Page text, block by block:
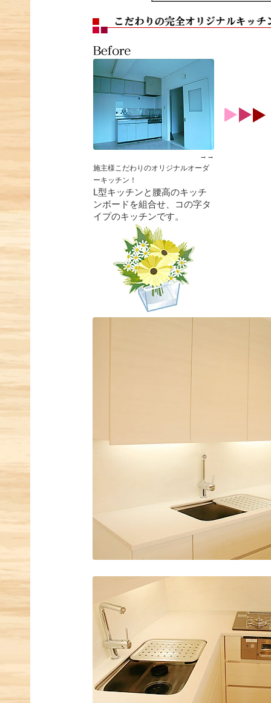
→→
施主様こだわりのオリジナルオーダ
ーキッチン！
L型キッチンと腰高のキッチ
ンボードを組合せ、コの字タ
イプのキッチンです。